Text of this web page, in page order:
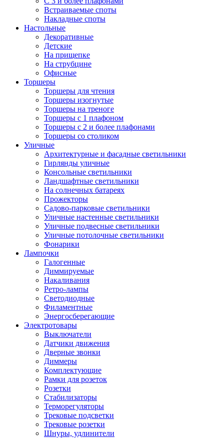
Встраиваемые споты
Накладные споты
Настольные
Декоративные
Детские
На прищепке
На струбцине
Офисные
Торшеры
Торшеры для чтения
Торшеры изогнутые
Торшеры на треноге
Торшеры с 1 плафоном
Торшеры с 2 и более плафонами
Торшеры со столиком
Уличные
Архитектурные и фасадные светильники
Гирлянды уличные
Консольные светильники
Ландшафтные светильники
На солнечных батареях
Прожекторы
Садово-парковые светильники
Уличные настенные светильники
Уличные подвесные светильники
Уличные потолочные светильники
Фонарики
Лампочки
Галогенные
Диммируемые
Накаливания
Ретро-лампы
Светодиодные
Филаментные
Энергосберегающие
Электротовары
Выключатели
Датчики движения
Дверные звонки
Диммеры
Комплектующие
Рамки для розеток
Розетки
Стабилизаторы
Терморегуляторы
Трековые подсветки
Трековые розетки
Шнуры, удлинители